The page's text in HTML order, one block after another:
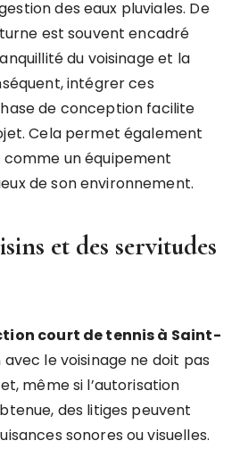
des eaux pluviales. De
est souvent encadré
du voisinage et la
intégrer ces
de conception facilite
Cela permet également
un équipement
de son environnement.
et des servitudes
court de tennis à Saint-
le voisinage ne doit pas
même si l’autorisation
des litiges peuvent
sonores ou visuelles.